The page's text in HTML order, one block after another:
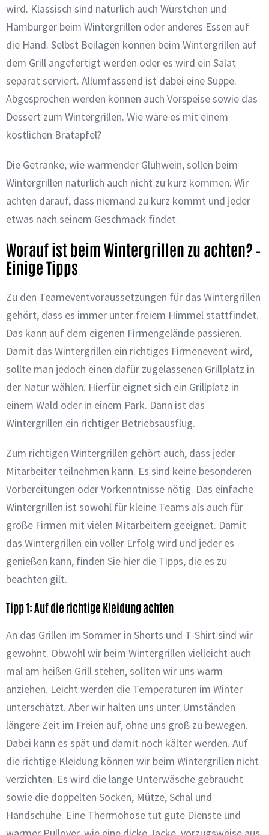
wird. Klassisch sind natürlich auch Würstchen und
Hamburger beim Wintergrillen oder anderes Essen auf
die Hand. Selbst Beilagen können beim Wintergrillen auf
dem Grill angefertigt werden oder es wird ein Salat
separat serviert. Allumfassend ist dabei eine Suppe.
Abgesprochen werden können auch Vorspeise sowie das
Dessert zum Wintergrillen. Wie wäre es mit einem
köstlichen Bratapfel?
Die Getränke, wie wärmender Glühwein, sollen beim
Wintergrillen natürlich auch nicht zu kurz kommen. Wir
achten darauf, dass niemand zu kurz kommt und jeder
etwas nach seinem Geschmack findet.
Worauf ist beim Wintergrillen zu achten? –
Einige Tipps
Zu den Teameventvoraussetzungen für das Wintergrillen
gehört, dass es immer unter freiem Himmel stattfindet.
Das kann auf dem eigenen Firmengelände passieren.
Damit das Wintergrillen ein richtiges Firmenevent wird,
sollte man jedoch einen dafür zugelassenen Grillplatz in
der Natur wählen. Hierfür eignet sich ein Grillplatz in
einem Wald oder in einem Park. Dann ist das
Wintergrillen ein richtiger Betriebsausflug.
Zum richtigen Wintergrillen gehört auch, dass jeder
Mitarbeiter teilnehmen kann. Es sind keine besonderen
Vorbereitungen oder Vorkenntnisse nötig. Das einfache
Wintergrillen ist sowohl für kleine Teams als auch für
große Firmen mit vielen Mitarbeitern geeignet. Damit
das Wintergrillen ein voller Erfolg wird und jeder es
genießen kann, finden Sie hier die Tipps, die es zu
beachten gilt.
Tipp 1: Auf die richtige Kleidung achten
An das Grillen im Sommer in Shorts und T-Shirt sind wir
gewohnt. Obwohl wir beim Wintergrillen vielleicht auch
mal am heißen Grill stehen, sollten wir uns warm
anziehen. Leicht werden die Temperaturen im Winter
unterschätzt. Aber wir halten uns unter Umständen
längere Zeit im Freien auf, ohne uns groß zu bewegen.
Dabei kann es spät und damit noch kälter werden. Auf
die richtige Kleidung können wir beim Wintergrillen nicht
verzichten. Es wird die lange Unterwäsche gebraucht
sowie die doppelten Socken, Mütze, Schal und
Handschuhe. Eine Thermohose tut gute Dienste und